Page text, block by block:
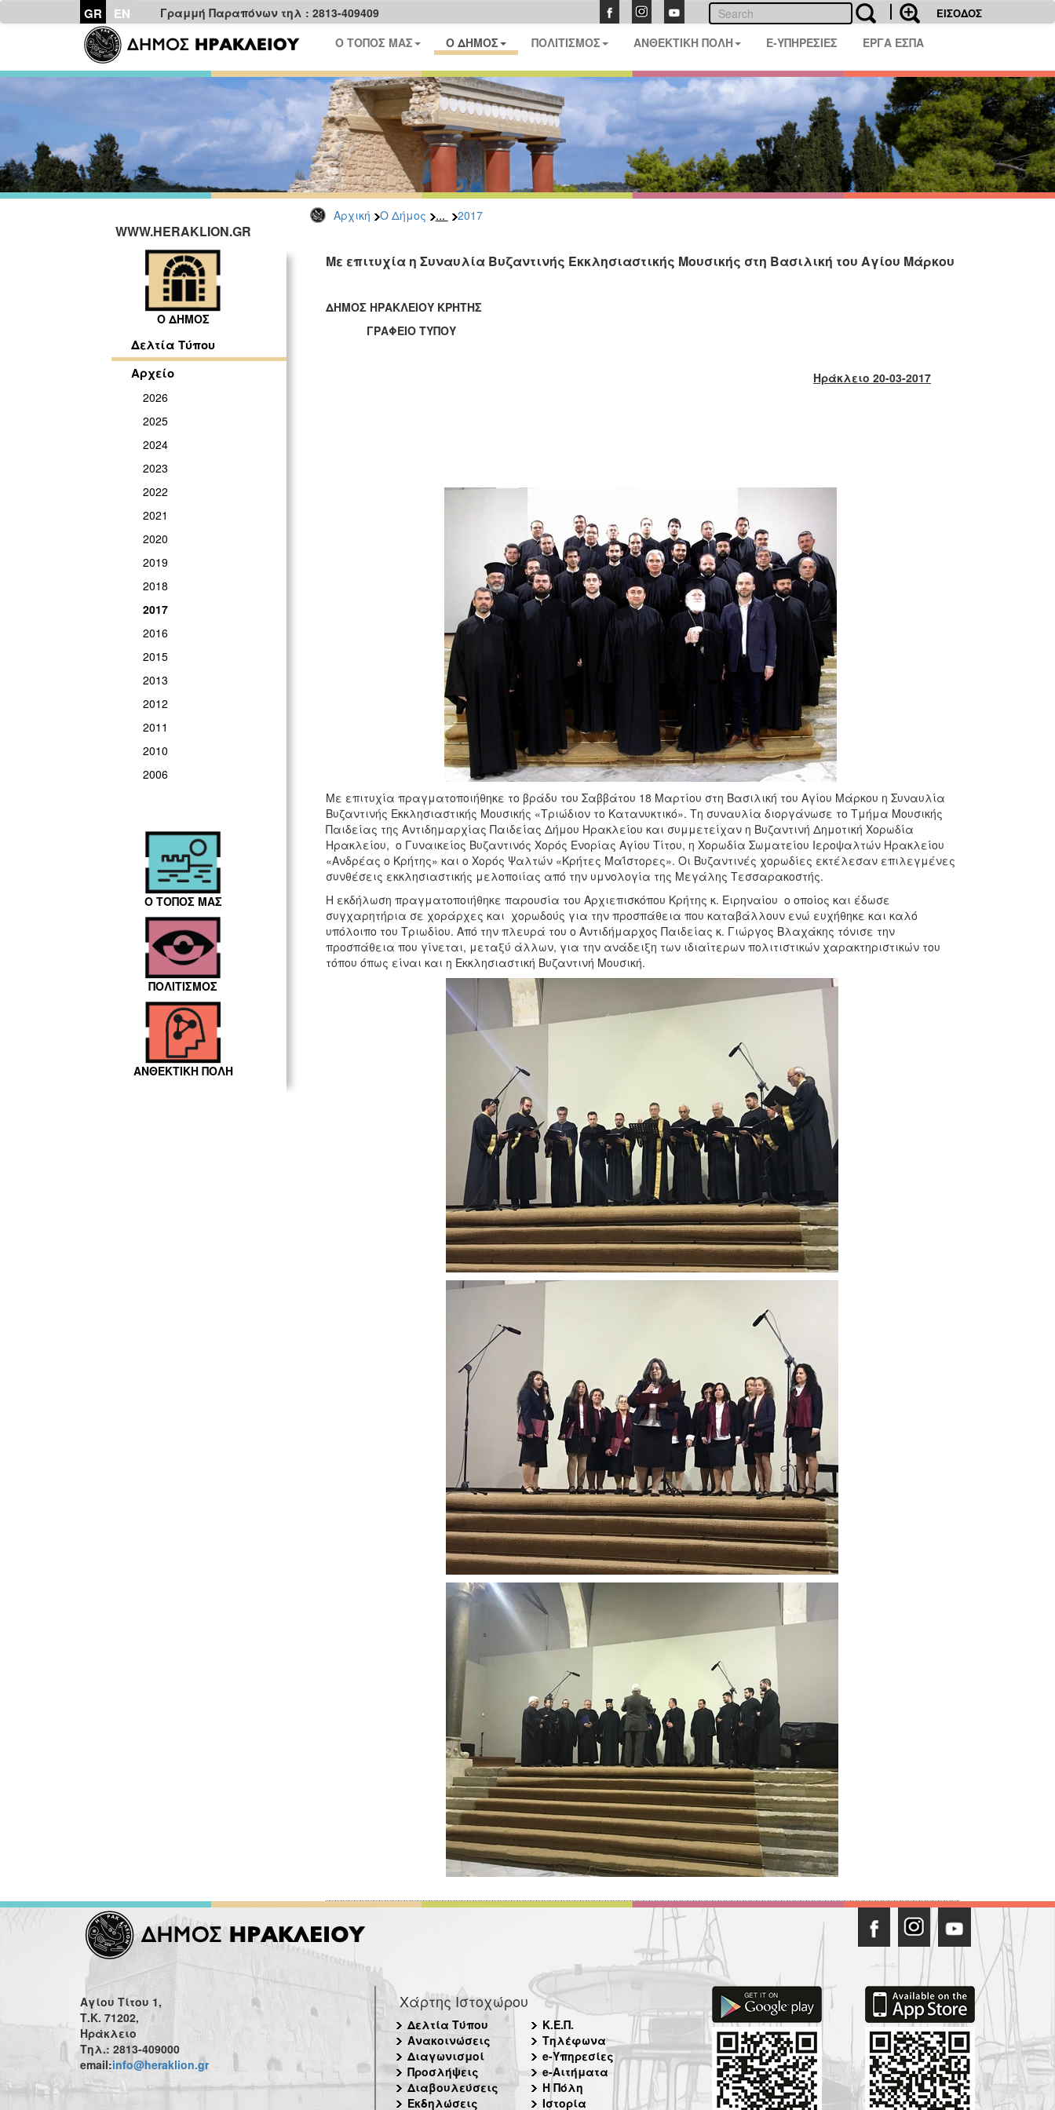
GR EN Γραμμή Παραπόνων τηλ : 2813-409409 ΕΙΣΟΔΟΣ
Ο ΤΟΠΟΣ ΜΑΣ Ο ΔΗΜΟΣ ΠΟΛΙΤΙΣΜΟΣ ΑΝΘΕΚΤΙΚΗ ΠΟΛΗ E-ΥΠΗΡΕΣΙΕΣ ΕΡΓΑ ΕΣΠΑ
Αρχική Ο Δήμος ... 2017
WWW.HERAKLION.GR
Ο ΔΗΜΟΣ
Δελτία Τύπου
Αρχείο
2026
2025
2024
2023
2022
2021
2020
2019
2018
2017
2016
2015
2013
2012
2011
2010
2006
Ο ΤΟΠΟΣ ΜΑΣ
ΠΟΛΙΤΙΣΜΟΣ
ΑΝΘΕΚΤΙΚΗ ΠΟΛΗ
Με επιτυχία η Συναυλία Βυζαντινής Εκκλησιαστικής Μουσικής στη Βασιλική του Αγίου Μάρκου
ΔΗΜΟΣ ΗΡΑΚΛΕΙΟΥ ΚΡΗΤΗΣ
ΓΡΑΦΕΙΟ ΤΥΠΟΥ
Ηράκλειο 20-03-2017
Με επιτυχία πραγματοποιήθηκε το βράδυ του Σαββάτου 18 Μαρτίου στη Βασιλική του Αγίου Μάρκου η Συναυλία
Βυζαντινής Εκκλησιαστικής Μουσικής «Τριώδιον το Κατανυκτικό». Τη συναυλία διοργάνωσε το Τμήμα Μουσικής
Παιδείας της Αντιδημαρχίας Παιδείας Δήμου Ηρακλείου και συμμετείχαν η Βυζαντινή Δημοτική Χορωδία
Ηρακλείου, ο Γυναικείος Βυζαντινός Χορός Ενορίας Αγίου Τίτου, η Χορωδία Σωματείου Ιεροψαλτών Ηρακλείου
«Ανδρέας ο Κρήτης» και ο Χορός Ψαλτών «Κρήτες Μαΐστορες». Οι Βυζαντινές χορωδίες εκτέλεσαν επιλεγμένες
συνθέσεις εκκλησιαστικής μελοποιίας από την υμνολογία της Μεγάλης Τεσσαρακοστής.
Η εκδήλωση πραγματοποιήθηκε παρουσία του Αρχιεπισκόπου Κρήτης κ. Ειρηναίου ο οποίος και έδωσε
συγχαρητήρια σε χοράρχες και χορωδούς για την προσπάθεια που καταβάλλουν ενώ ευχήθηκε και καλό
υπόλοιπο του Τριωδίου. Από την πλευρά του ο Αντιδήμαρχος Παιδείας κ. Γιώργος Βλαχάκης τόνισε την
προσπάθεια που γίνεται, μεταξύ άλλων, για την ανάδειξη των ιδιαίτερων πολιτιστικών χαρακτηριστικών του
τόπου όπως είναι και η Εκκλησιαστική Βυζαντινή Μουσική.
Αγίου Τίτου 1,
Τ.Κ. 71202,
Ηράκλειο
Τηλ.: 2813-409000
email:info@heraklion.gr
Χάρτης Ιστοχώρου
Δελτία Τύπου
Ανακοινώσεις
Διαγωνισμοί
Προσλήψεις
Διαβουλεύσεις
Εκδηλώσεις
Κ.Ε.Π.
Τηλέφωνα
e-Υπηρεσίες
e-Αιτήματα
Η Πόλη
Ιστορία